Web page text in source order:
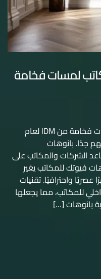
لمسات فخامة
حصريا بانوهات فيوتك للمكاتب لمسات فخامة من IDM لعام
جدًا. بانوهات
شائعة لعام 2025. تساعد الشركات والمكاتب على
فيوتك للمكاتب يغير
واحترافيًا. تقنيات
للمكاتب، مما يجعلها
بانوهات […]